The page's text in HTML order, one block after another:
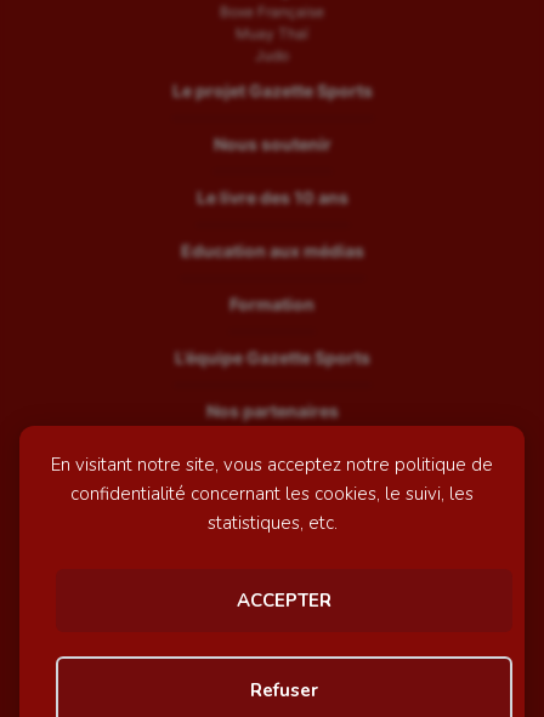
En visitant notre site, vous acceptez notre politique de
confidentialité concernant les cookies, le suivi, les
statistiques, etc.
ACCEPTER
Refuser
Boxe Française
Muay Thaï
Judo
Le projet Gazette Sports
Nous soutenir
Le livre des 10 ans
Education aux médias
Formation
L’équipe Gazette Sports
Nos partenaires
Recrutement
Mentions légales
© GazetteSports - 2026 | Site internet réalisé par
Awelty